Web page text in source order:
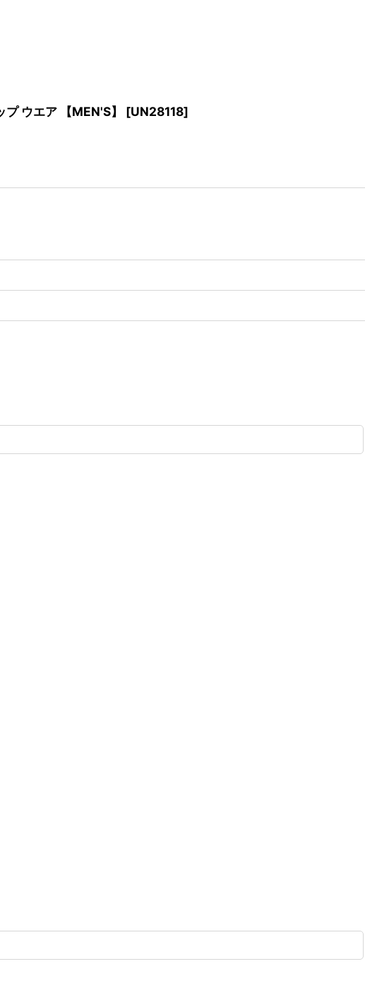
ウエア 【MEN'S】 [UN28118]